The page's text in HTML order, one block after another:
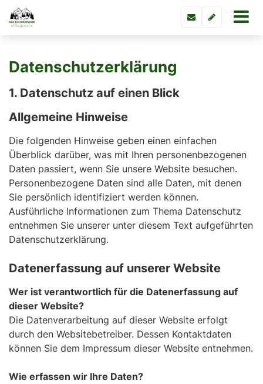
Datenschutzerklärung
1. Datenschutz auf einen Blick
Allgemeine Hinweise
Die folgenden Hinweise geben einen einfachen
Überblick darüber, was mit Ihren personenbezogenen
Daten passiert, wenn Sie unsere Website besuchen.
Personenbezogene Daten sind alle Daten, mit denen
Sie persönlich identifiziert werden können.
Ausführliche Informationen zum Thema Datenschutz
entnehmen Sie unserer unter diesem Text aufgeführten
Datenschutzerklärung.
Datenerfassung auf unserer Website
Wer ist verantwortlich für die Datenerfassung auf
dieser Website?
Die Datenverarbeitung auf dieser Website erfolgt
durch den Websitebetreiber. Dessen Kontaktdaten
können Sie dem Impressum dieser Website entnehmen.
Wie erfassen wir Ihre Daten?